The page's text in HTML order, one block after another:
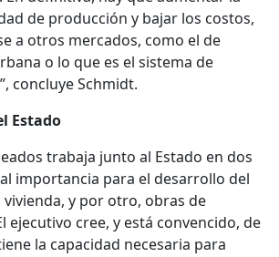
de producción y bajar los costos,
a otros mercados, como el de
o lo que es el sistema de
concluye Schmidt.
Estado
trabaja junto al Estado en dos
importancia para el desarrollo del
y por otro, obras de
ejecutivo cree, y está convencido, de
la capacidad necesaria para